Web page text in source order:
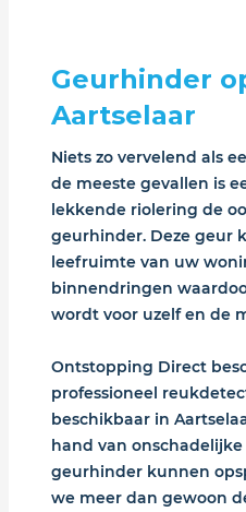
Geurhinder
Aartselaar
Niets zo vervelend als
de meeste gevallen is
lekkende riolering de
geurhinder. Deze geur
leefruimte van uw
binnendringen
wordt voor uzelf en de
Ontstopping Direct
professioneel
beschikbaar in
hand van
geurhinder kunnen
we meer dan gewoon